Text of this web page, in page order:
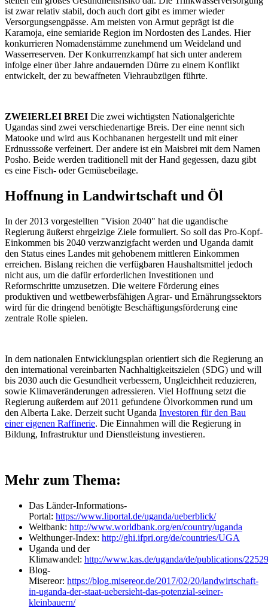
ist zwar relativ stabil, doch auch dort gibt es immer wieder
Versorgungsengpässe. Am meisten von Armut geprägt ist die
Karamoja, eine semiaride Region im Nordosten des Landes. Hier
konkurrieren Nomadenstämme zunehmend um Weideland und
Wasserreserven. Der Konkurrenzkampf hat sich unter anderem
infolge einer über Jahre andauernden Dürre zu einem Konflikt
entwickelt, der zu bewaffneten Viehraubzügen führte.
ZWEIERLEI BREI Die zwei wichtigsten Nationalgerichte
Ugandas sind zwei verschiedenartige Breis. Der eine nennt sich
Matooke und wird aus Kochbananen hergestellt und mit einer
Erdnusssoße verfeinert. Der andere ist ein Maisbrei mit dem Namen
Posho. Beide werden traditionell mit der Hand gegessen, dazu gibt
es eine Fisch- oder Gemüsebeilage.
Hoffnung in Landwirtschaft und Öl
In der 2013 vorgestellten "Vision 2040" hat die ugandische
Regierung äußerst ehrgeizige Ziele formuliert. So soll das Pro-Kopf-
Einkommen bis 2040 verzwanzigfacht werden und Uganda damit
den Status eines Landes mit gehobenem mittleren Einkommen
erreichen. Bislang reichen die verfügbaren Haushaltsmittel jedoch
nicht aus, um die dafür erforderlichen Investitionen und
Reformschritte umzusetzen. Die weitere Förderung eines
produktiven und wettbewerbsfähigen Agrar- und Ernährungssektors
wird für die dringend benötigte Beschäftigungsförderung eine
zentrale Rolle spielen.
In dem nationalen Entwicklungsplan orientiert sich die Regierung an
den international vereinbarten Nachhaltigkeitszielen (SDG) und will
bis 2030 auch die Gesundheit verbessern, Ungleichheit reduzieren,
sowie Klimaveränderungen adressieren. Viel Hoffnung setzt die
Regierung außerdem auf 2011 gefundene Ölvorkommen rund um
den Alberta Lake. Derzeit sucht Uganda Investoren für den Bau
einer eigenen Raffinerie. Die Einnahmen will die Regierung in
Bildung, Infrastruktur und Dienstleistung investieren.
Mehr zum Thema:
Das Länder-Informations-
Portal: https://www.liportal.de/uganda/ueberblick/
Weltbank: http://www.worldbank.org/en/country/uganda
Welthunger-Index: http://ghi.ifpri.org/de/countries/UGA
Uganda und der
Klimawandel: http://www.kas.de/uganda/de/publications/
Blog-
Misereor: https://blog.misereor.de/2017/02/20/landwirtschaft-
in-uganda-der-staat-uebersieht-das-potenzial-seiner-
kleinbauern/